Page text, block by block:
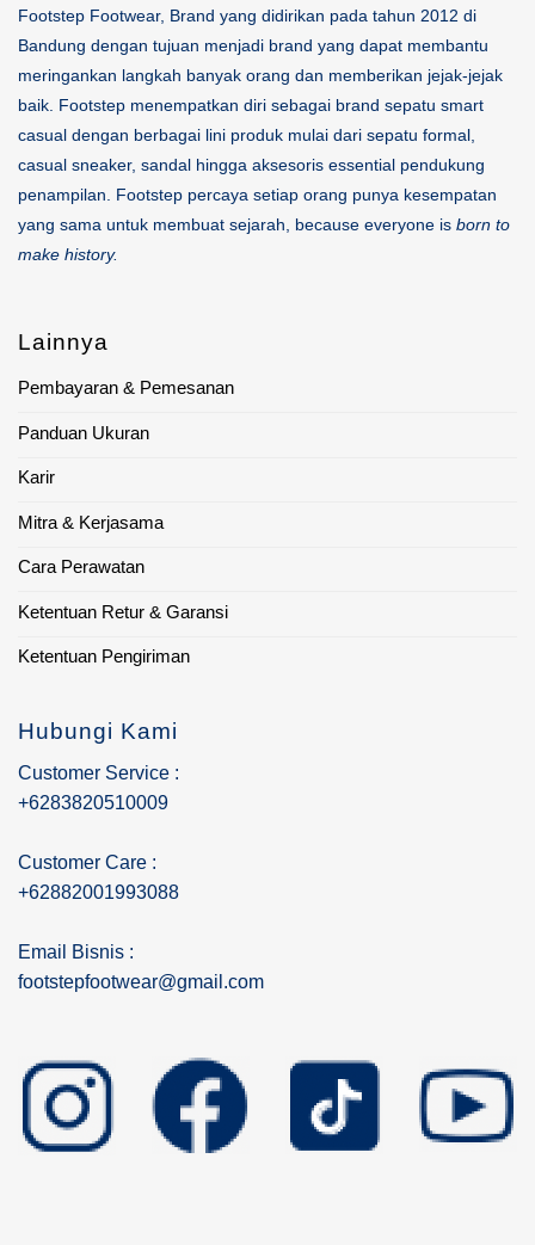
Footstep Footwear, Brand yang didirikan pada tahun 2012 di
Bandung dengan tujuan menjadi brand yang dapat membantu
meringankan langkah banyak orang dan memberikan jejak-jejak
baik. Footstep menempatkan diri sebagai brand sepatu smart
casual dengan berbagai lini produk mulai dari sepatu formal,
casual sneaker, sandal hingga aksesoris essential pendukung
penampilan. Footstep percaya setiap orang punya kesempatan
yang sama untuk membuat sejarah, because everyone is born to
make history.
Lainnya
Pembayaran & Pemesanan
Panduan Ukuran
Karir
Mitra & Kerjasama
Cara Perawatan
Ketentuan Retur & Garansi
Ketentuan Pengiriman
Hubungi Kami
Customer Service :
+6283820510009
Customer Care :
+62882001993088
Email Bisnis :
footstepfootwear@gmail.com